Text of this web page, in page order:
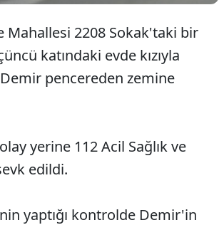
Mahallesi 2208 Sokak'taki bir
katındaki evde kızıyla
pencereden zemine
yerine 112 Acil Sağlık ve
edildi.
yaptığı kontrolde Demir'in